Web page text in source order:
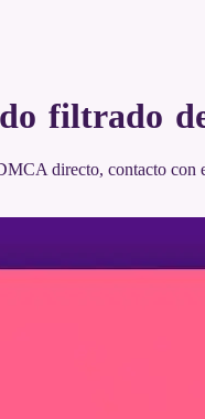
filtrado
directo, contacto